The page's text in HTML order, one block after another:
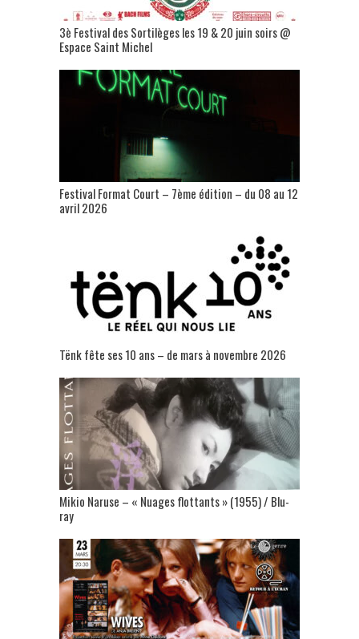
3è Festival des Sortilèges les 19 & 20 juin soirs @
Espace Saint Michel
Festival Format Court – 7ème édition – du 08 au 12
avril 2026
Tënk fête ses 10 ans – de mars à novembre 2026
Mikio Naruse – « Nuages flottants » (1955) / Blu-
ray